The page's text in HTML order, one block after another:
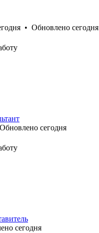
• Обновлено сегодня
Обновлено сегодня
сегодня